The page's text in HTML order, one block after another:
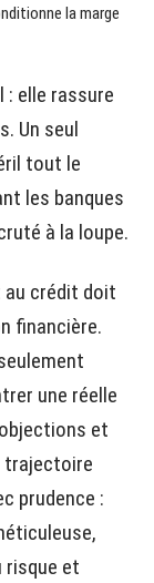
la marge
: elle rassure
Un seul
tout le
les banques
à la loupe.
au crédit doit
financière.
une réelle
et
trajectoire
prudence :
risque et